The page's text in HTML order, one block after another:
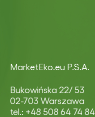
MarketEko.eu P.S.A.
Bukowińska 22/ 53
02-703 Warszawa
tel.: +48 508 64 74 84